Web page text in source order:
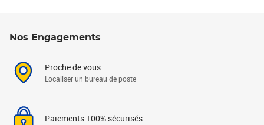
Nos Engagements
Proche de vous
Localiser un bureau de poste
Paiements 100% sécurisés